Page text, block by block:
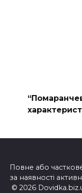
Повне або
за наявності
© 2026